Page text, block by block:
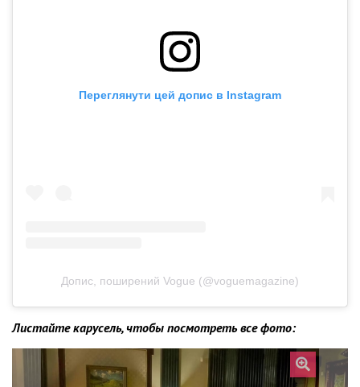
Переглянути цей допис в Instagram
Допис, поширений Vogue (@voguemagazine)
Листайте карусель, чтобы посмотреть все фото: